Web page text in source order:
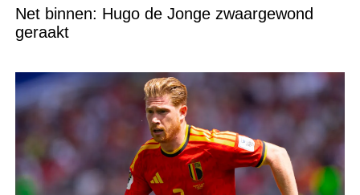
Net binnen: Hugo de Jonge zwaargewond
geraakt